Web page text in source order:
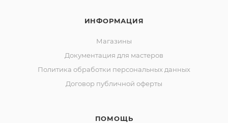
ИНФОРМАЦИЯ
Магазины
Документация для мастеров
Политика обработки персональных данных
Договор публичной оферты
ПОМОЩЬ